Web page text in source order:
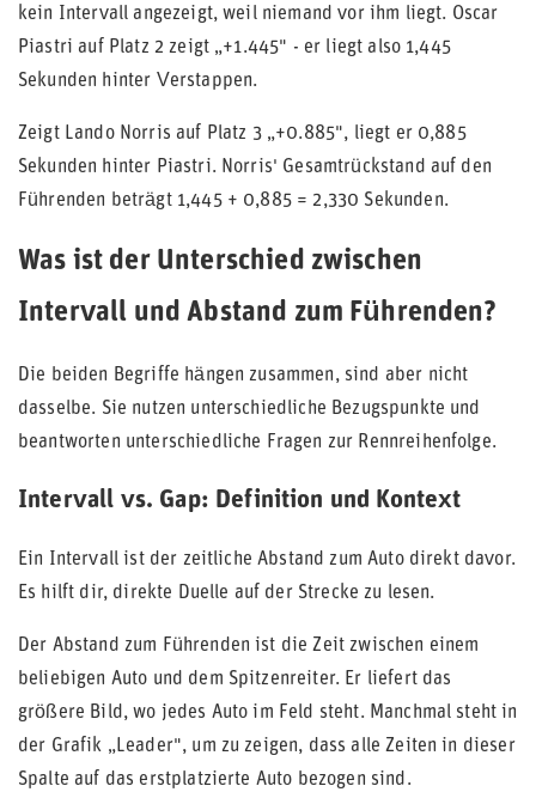
kein Intervall angezeigt, weil niemand vor ihm liegt. Oscar
Piastri auf Platz 2 zeigt „+1.445" - er liegt also 1,445
Sekunden hinter Verstappen.
Zeigt Lando Norris auf Platz 3 „+0.885", liegt er 0,885
Sekunden hinter Piastri. Norris' Gesamtrückstand auf den
Führenden beträgt 1,445 + 0,885 = 2,330 Sekunden.
Was ist der Unterschied zwischen
Intervall und Abstand zum Führenden?
Die beiden Begriffe hängen zusammen, sind aber nicht
dasselbe. Sie nutzen unterschiedliche Bezugspunkte und
beantworten unterschiedliche Fragen zur Rennreihenfolge.
Intervall vs. Gap: Definition und Kontext
Ein Intervall ist der zeitliche Abstand zum Auto direkt davor.
Es hilft dir, direkte Duelle auf der Strecke zu lesen.
Der Abstand zum Führenden ist die Zeit zwischen einem
beliebigen Auto und dem Spitzenreiter. Er liefert das
größere Bild, wo jedes Auto im Feld steht. Manchmal steht in
der Grafik „Leader", um zu zeigen, dass alle Zeiten in dieser
Spalte auf das erstplatzierte Auto bezogen sind.